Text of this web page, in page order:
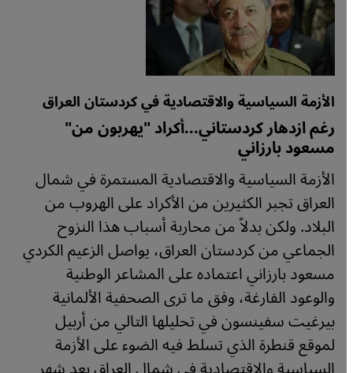
الأزمة السياسية والاقتصادية في كردستان العراق
رغم ازدهار كردستاني...أكراد "يهربون من"
مسعود بارزاني
الأزمة السياسية والاقتصادية المستمرة في شمال
العراق تجبر الكثيرين من الأكراد على الهروب من
البلاد. ولكن بدلاً من محاربة أسباب هذا النزوح
الجماعي من كردستان العراق، يواصل الزعيم الكردي
مسعود بارزاني اعتماده على المشاعر الوطنية
والوعود الفارغة، وفق ما ترى الصحفية الألمانية
بيرغيت سفينسون في تحليلها التالي من أربيل
لموقع قنطرة الذي تسلط فيه الضوء على الأزمة